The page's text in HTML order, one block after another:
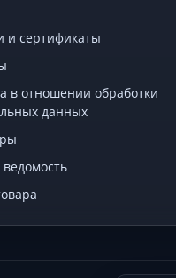
и сертификаты
в отношении обработки
данных